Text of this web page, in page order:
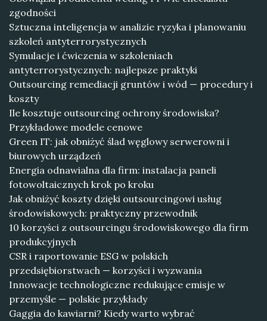
zgodności
Sztuczna inteligencja w analizie ryzyka i planowaniu
szkoleń antyterrorystycznych
Symulacje i ćwiczenia w szkoleniach
antyterrorystycznych: najlepsze praktyki
Outsourcing remediacji gruntów i wód — procedury i
koszty
Ile kosztuje outsourcing ochrony środowiska?
Przykładowe modele cenowe
Green IT: jak obniżyć ślad węglowy serwerowni i
biurowych urządzeń
Energia odnawialna dla firm: instalacja paneli
fotowoltaicznych krok po kroku
Jak obniżyć koszty dzięki outsourcingowi usług
środowiskowych: praktyczny przewodnik
10 korzyści z outsourcingu środowiskowego dla firm
produkcyjnych
CSR i raportowanie ESG w polskich
przedsiębiorstwach — korzyści i wyzwania
Innowacje technologiczne redukujące emisje w
przemyśle — polskie przykłady
Gaggia do kawiarni? Kiedy warto wybrać